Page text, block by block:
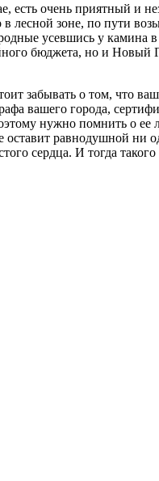
есть очень приятный и
зоне, по пути
усевшись у камина
бюджета, но и
забывать о том, что
вашего города,
нужно помнить о ее
равнодушной
сердца. И тогда такого